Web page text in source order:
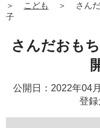
＞
こども ＞
さん
子
さんだおも
公開日：2022年04
登録